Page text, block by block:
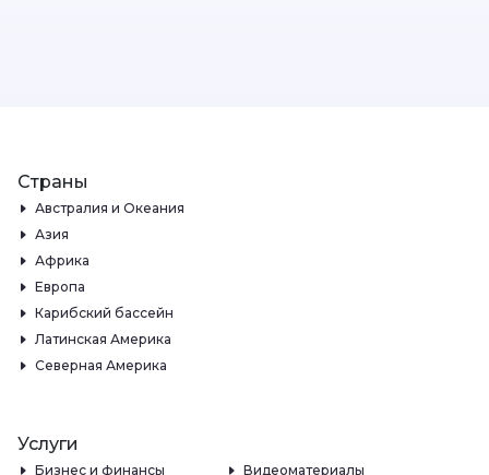
Страны
Австралия и Океания
Азия
Африка
Европа
Карибский бассейн
Латинская Америка
Северная Америка
Услуги
Бизнес и финансы
Видеоматериалы